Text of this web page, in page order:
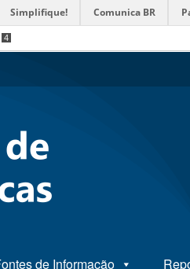
Simplifique! Comunica BR
4
de Informação